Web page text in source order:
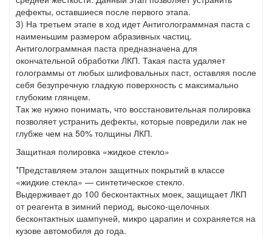
дефекты, оставшиеся после первого этапа.
3) На третьем этапе в ход идет Антиголограммная паста с
наименьшим размером абразивных частиц.
Антиголограммная паста предназначена для
окончательной обработки ЛКП. Такая паста удаляет
голограммы от любых шлифовальных паст, оставляя после
себя безупречную гладкую поверхность с максимально
глубоким глянцем.
Так же нужно понимать, что восстановительная полировка
позволяет устранить дефекты, которые повредили лак не
глубже чем на 50% толщины ЛКП.
Защитная полировка «жидкое стекло»
*Представляем эталон защитных покрытий в классе
«жидкие стекла» — синтетическое стекло.
Выдерживает до 100 бесконтактных моек, защищает ЛКП
от реагента в зимний период, высоко-щелочных
бесконтактных шампуней, микро царапин и сохраняется на
кузове автомобиля до года.